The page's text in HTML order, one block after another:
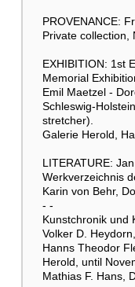
PROVENANCE:
Private collection,
EXHIBITION: 1st
Memorial
Emil Maetzel -
Schleswig-
stretcher).
Galerie Herold,
LITERATURE:
Werkverzeichnis
Karin von Behr,
- -
Kunstchronik und
Volker D.
Hanns Theodor
Herold, until
Mathias F. Hans,